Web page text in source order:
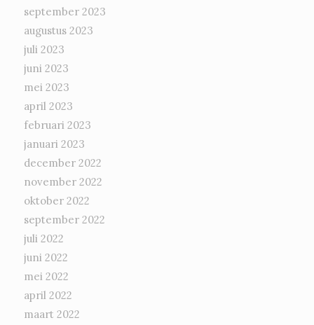
september 2023
augustus 2023
juli 2023
juni 2023
mei 2023
april 2023
februari 2023
januari 2023
december 2022
november 2022
oktober 2022
september 2022
juli 2022
juni 2022
mei 2022
april 2022
maart 2022